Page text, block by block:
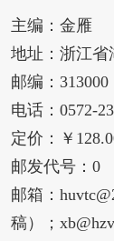
主编：金雁
地址：浙江省
邮编：313000
电话：0572-
定价：￥
邮发代号：0
邮箱：
稿）；